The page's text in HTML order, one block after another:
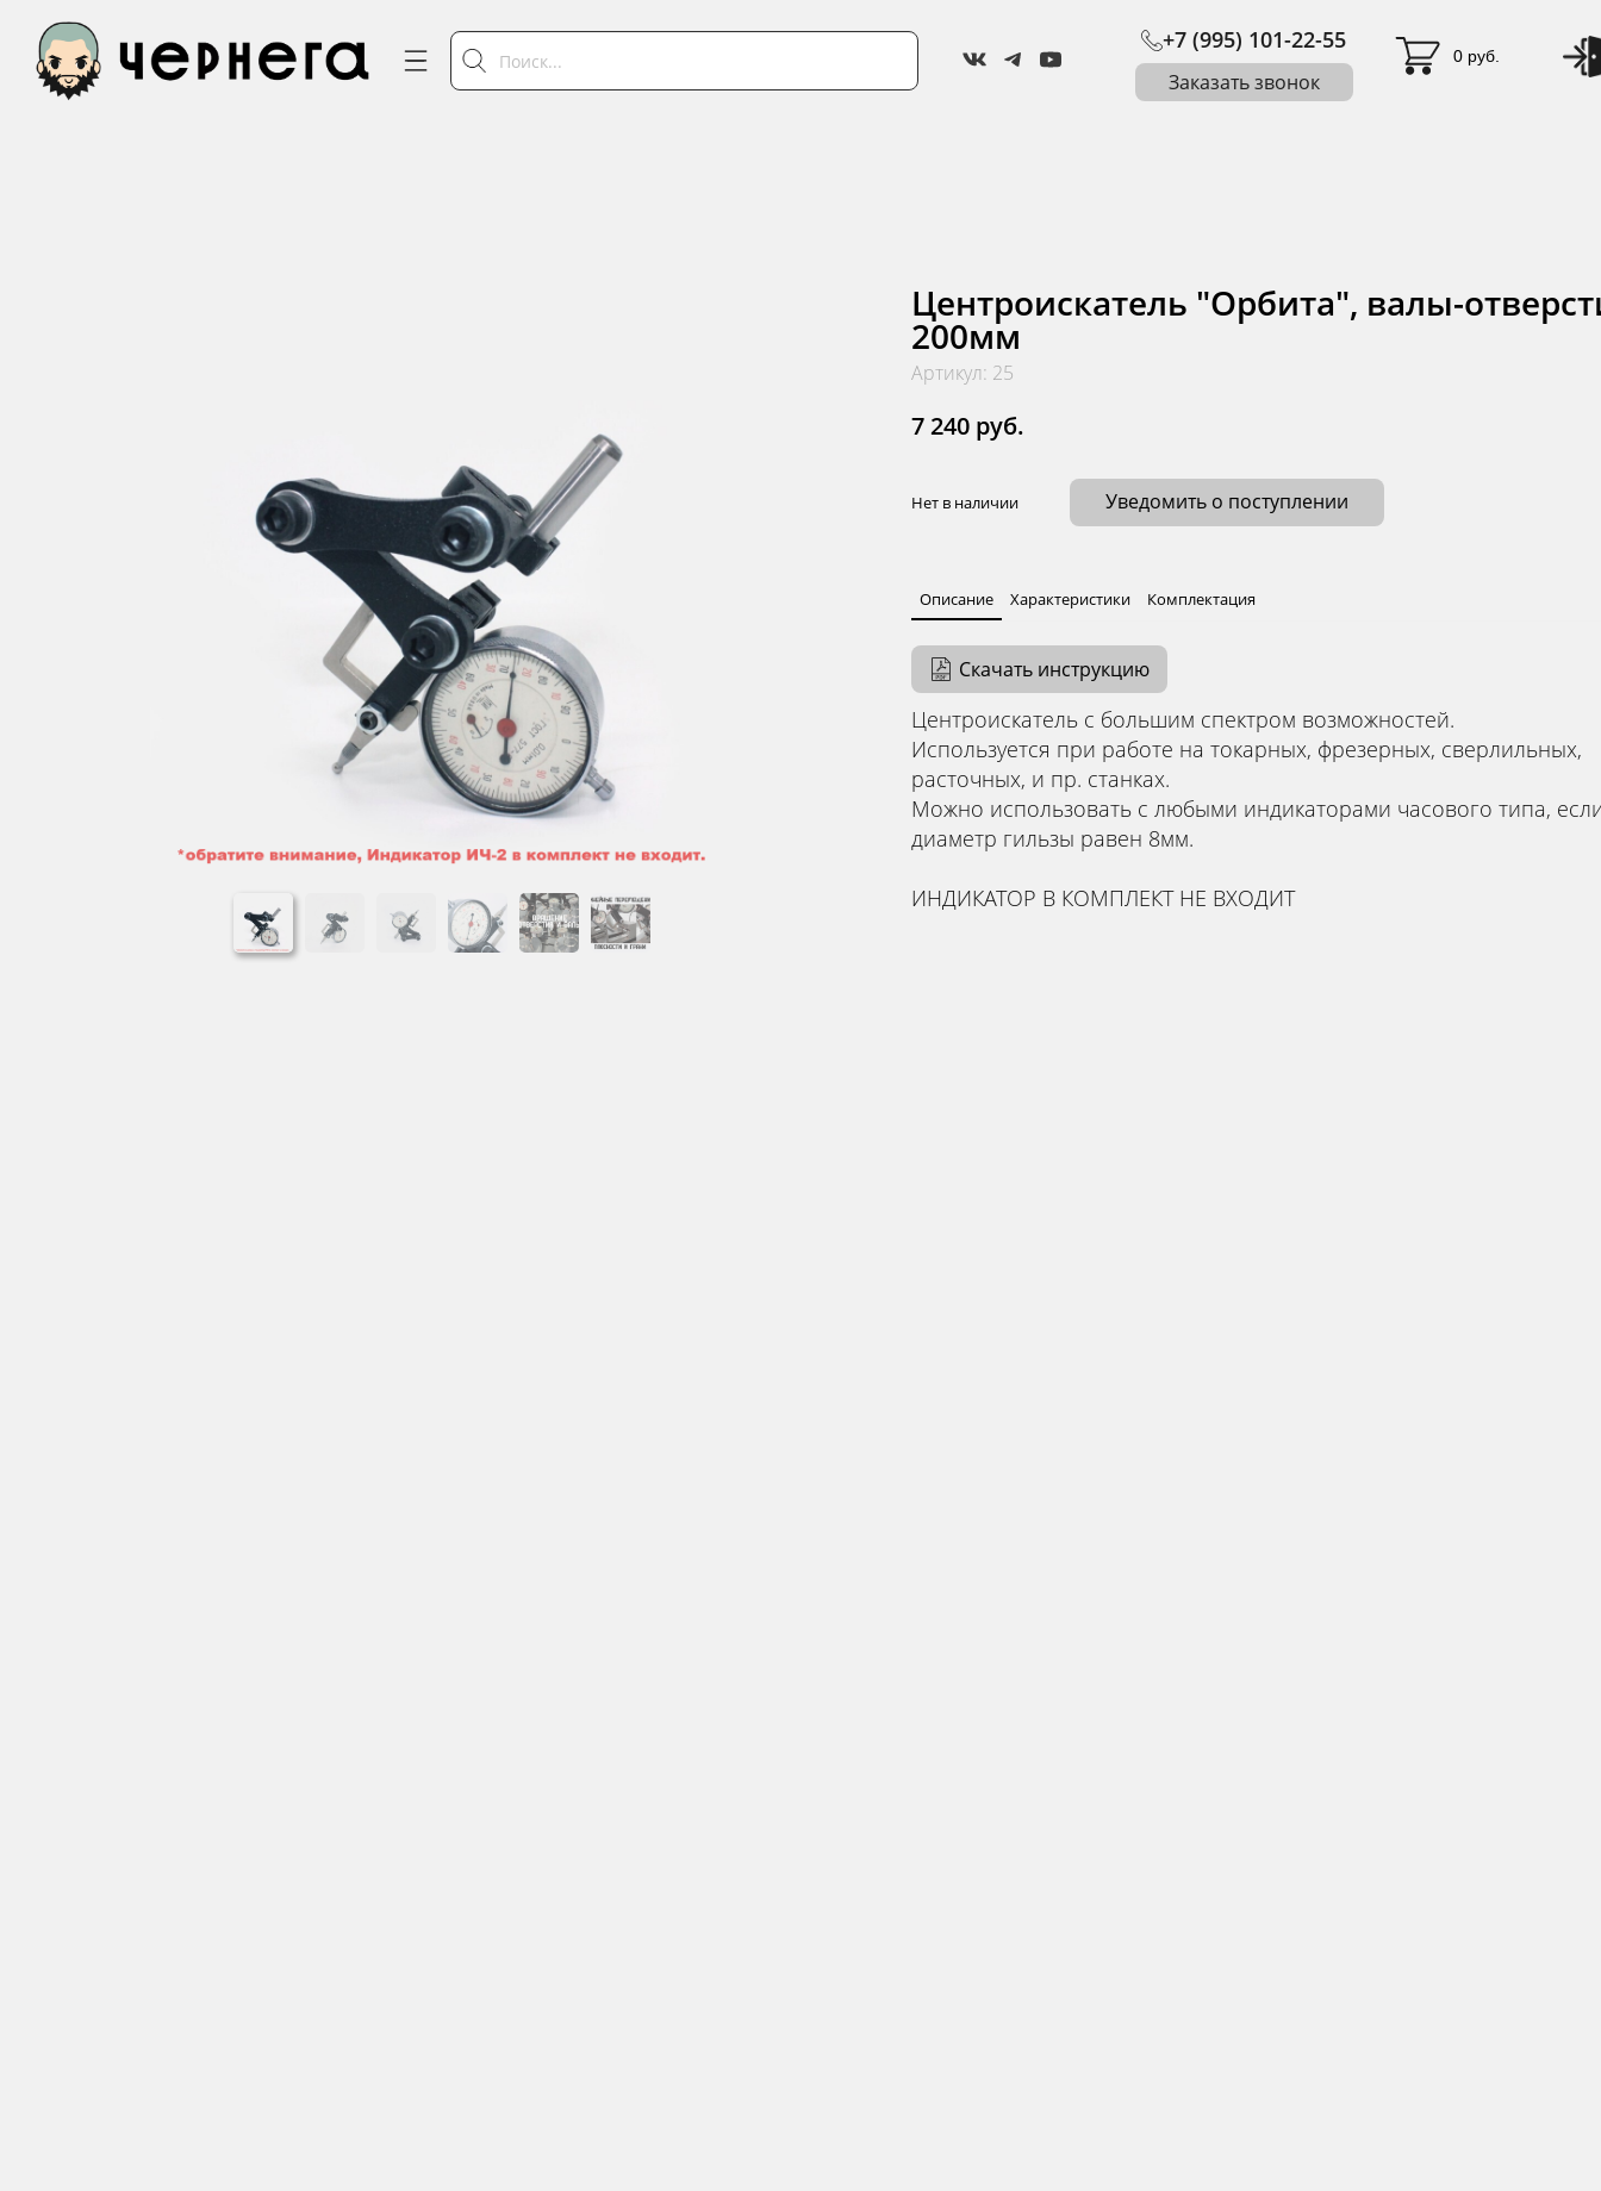
+7 (995) 101-22-55
Заказать звонок
0 руб.
Центроискатель "Орбита", валы-
200мм
Артикул: 25
7 240 руб.
Нет в наличии Уведомить о поступлении
Описание Характеристики Комплектация
Скачать инструкцию
Центроискатель с большим спектром возможностей.
Используется при работе на токарных, фрезерных, сверлильных,
расточных, и пр. станках.
Можно использовать с любыми индикаторами часового типа,
диаметр гильзы равен 8мм.
ИНДИКАТОР В КОМПЛЕКТ НЕ ВХОДИТ